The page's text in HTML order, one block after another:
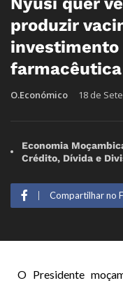
produzir
O.Económico 18 de
Economia
Crédito, Dívida e
Compartilhar no
O Presidente